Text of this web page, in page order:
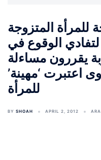
للمرأة المتزوجة
الوقوع في
يقررون مساءلة
اعتبرت ‘مهينة’
للمرأة
BY SHOAH APRIL 2, 2012